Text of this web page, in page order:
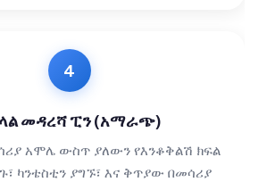
መዳረሻ ፒን (አማራጭ)
አሞሌ ውስጥ ያለውን የእንቆቅልሽ ክፍል
ካንቴስቲን ያግኙ፣ እና ቅጥያው በመሳሪያ
мова